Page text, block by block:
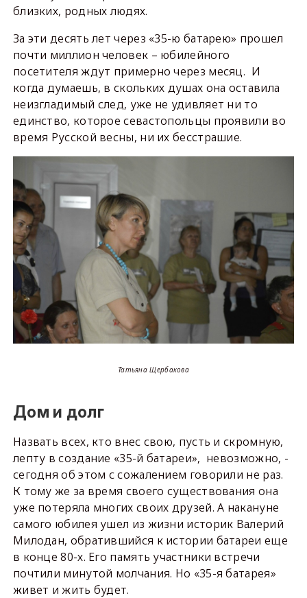
близких, родных людях.
За эти десять лет через «35-ю батарею» прошел
почти миллион человек – юбилейного
посетителя ждут примерно через месяц. И
когда думаешь, в скольких душах она оставила
неизгладимый след, уже не удивляет ни то
единство, которое севастопольцы проявили во
время Русской весны, ни их бесстрашие.
Татьяна Щербакова
Дом и долг
Назвать всех, кто внес свою, пусть и скромную,
лепту в создание «35-й батареи», невозможно, -
сегодня об этом с сожалением говорили не раз.
К тому же за время своего существования она
уже потеряла многих своих друзей. А накануне
самого юбилея ушел из жизни историк Валерий
Милодан, обратившийся к истории батареи еще
в конце 80-х. Его память участники встречи
почтили минутой молчания. Но «35-я батарея»
живет и жить будет.